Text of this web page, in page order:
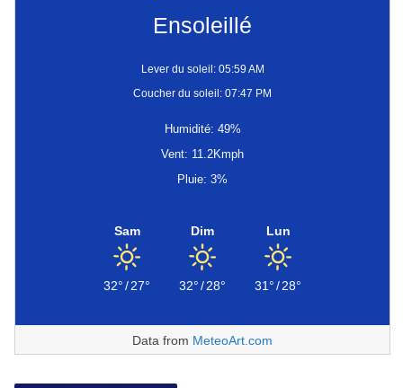
Ensoleillé
Lever du soleil: 05:59 AM
Coucher du soleil: 07:47 PM
Humidité: 49%
Vent: 11.2Kmph
Pluie: 3%
Sam
32°/27°
Dim
32°/28°
Lun
31°/28°
Data from MeteoArt.com